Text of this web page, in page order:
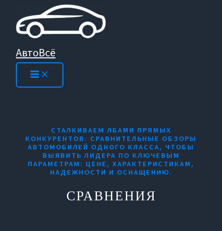
содержимому
АвтоВсё
СТАЛКИВАЕМ ЛБАМИ ПРЯМЫХ
КОНКУРЕНТОВ. СРАВНИТЕЛЬНЫЕ ОБЗОРЫ
АВТОМОБИЛЕЙ ОДНОГО КЛАССА, ЧТОБЫ
ВЫЯВИТЬ ЛИДЕРА ПО КЛЮЧЕВЫМ
ПАРАМЕТРАМ: ЦЕНЕ, ХАРАКТЕРИСТИКАМ,
НАДЕЖНОСТИ И ОСНАЩЕНИЮ.
СРАВНЕНИЯ